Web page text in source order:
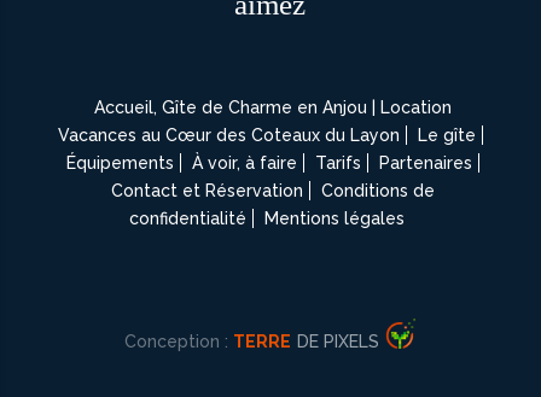
Accueil, Gîte de Charme en Anjou | Location
Vacances au Cœur des Coteaux du Layon
Le gîte
Équipements
À voir, à faire Tarifs
Partenaires
Contact et Réservation
Conditions de
confidentialité
Mentions légales
Conception : TERRE DE PIXELS